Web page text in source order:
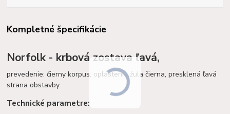
Kompletné špecifikácie
Norfolk - krbová zostava ľavá,
prevedenie: čierny korpus, opláštenie žula čierna, presklená ľavá
strana obstavby.
Technické parametre: